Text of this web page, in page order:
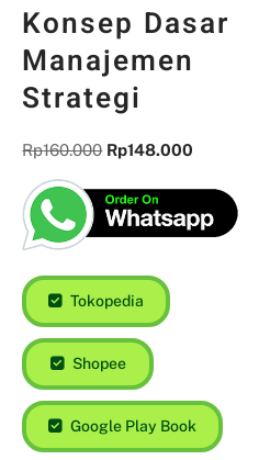
Konsep Dasar
Manajemen
Strategi
Rp160.000 Rp148.000
Tokopedia
Shopee
Google Play Book